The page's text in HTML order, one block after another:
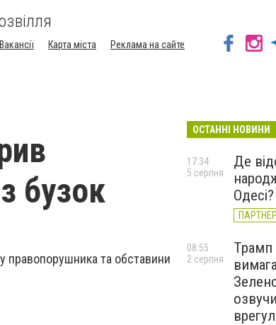
Вакансії Карта міста
Реклама на сайте
бузок
правопорушника та обставини
ОСТАННІ НОВИНИ
Де
Одесі?
17:34
5 серпня
Трамп
08:55
2 серпня